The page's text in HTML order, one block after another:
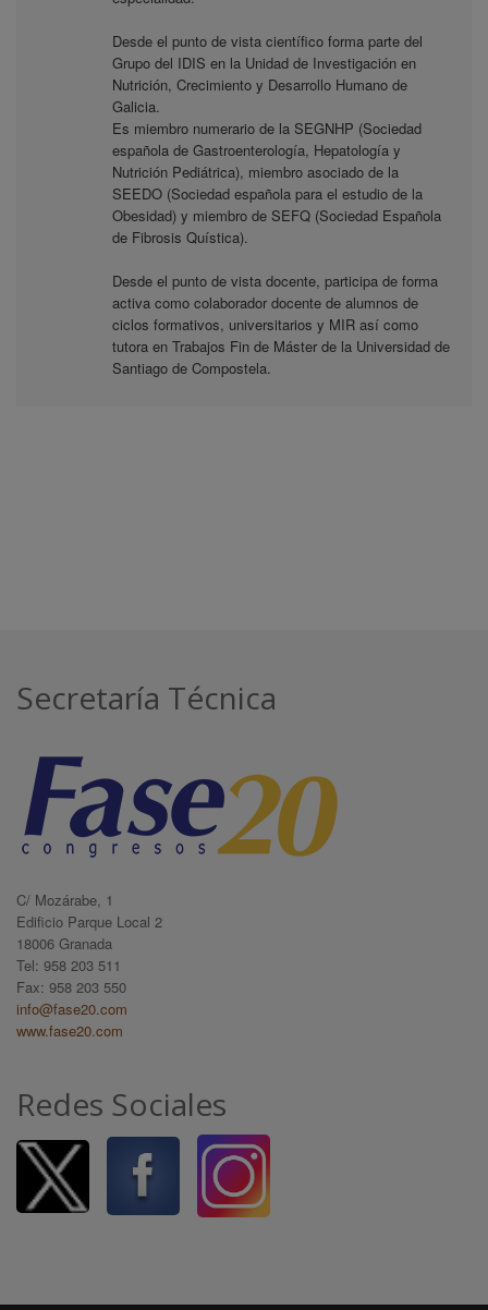
Desde el punto de vista científico forma parte del
Grupo del IDIS en la Unidad de Investigación en
Nutrición, Crecimiento y Desarrollo Humano de
Galicia.
Es miembro numerario de la SEGNHP (Sociedad
española de Gastroenterología, Hepatología y
Nutrición Pediátrica), miembro asociado de la
SEEDO (Sociedad española para el estudio de la
Obesidad) y miembro de SEFQ (Sociedad Española
de Fibrosis Quística).
Desde el punto de vista docente, participa de forma
activa como colaborador docente de alumnos de
ciclos formativos, universitarios y MIR así como
tutora en Trabajos Fin de Máster de la Universidad de
Santiago de Compostela.
Secretaría Técnica
C/ Mozárabe, 1
Edificio Parque Local 2
18006 Granada
Tel: 958 203 511
Fax: 958 203 550
info@fase20.com
www.fase20.com
Redes Sociales